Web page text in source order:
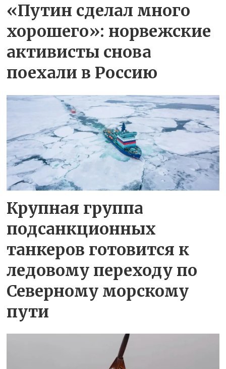
«Путин сделал много
хорошего»: норвежские
активисты снова
поехали в Россию
Крупная группа
подсанкционных
танкеров готовится к
ледовому переходу по
Северному морскому
пути